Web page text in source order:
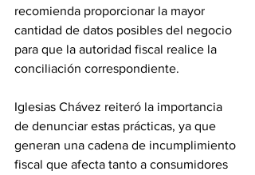
recomienda proporcionar la mayor
cantidad de datos posibles del negocio
para que la autoridad fiscal realice la
conciliación correspondiente.
Iglesias Chávez reiteró la importancia
de denunciar estas prácticas, ya que
generan una cadena de incumplimiento
fiscal que afecta tanto a consumidores